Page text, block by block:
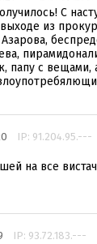
С
из
папу с вещами,
IP: 91.204.95.---
на все
IP: 93.72.183.---